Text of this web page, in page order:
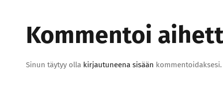
Kommentoi
Sinun täytyy olla kirjautuneena sisään kommentoidaksesi.